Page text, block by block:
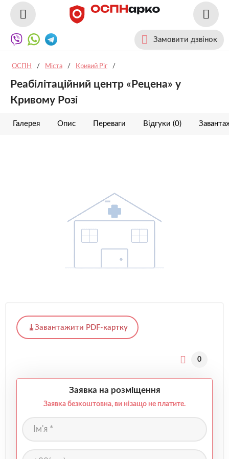
Замовити дзвінок
ОСПН / Міста / Кривий Ріг /
Реабілітаційний центр «Рецена» у
Кривому Розі
Галерея Опис Переваги Відгуки (0)
Завантажити PDF-картку
0
Заявка на розміщення
Заявка безкоштовна, ви нізащо не платите.